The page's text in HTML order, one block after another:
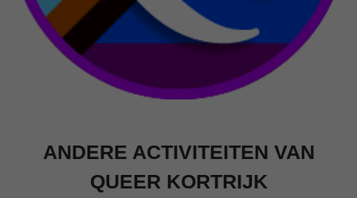
ANDERE ACTIVITEITEN VAN
QUEER KORTRIJK